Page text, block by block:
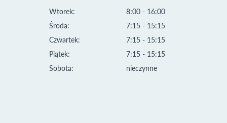
Wtorek:
Środa:
Czwartek:
Piątek:
Sobota:
8:00 - 16:00
7:15 - 15:15
7:15 - 15:15
7:15 - 15:15
nieczynne